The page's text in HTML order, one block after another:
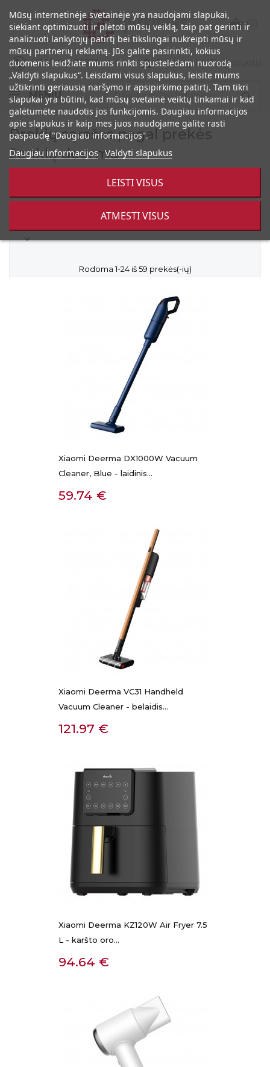
 (0)
+370 686 32333  Prisijungti|Registruotis
MENIU 
Prekių sąrašas pagal prekės
ženklą deerma

Rodoma 1-24 iš 59 prekės(-ių)
Xiaomi Deerma DX1000W Vacuum
Cleaner, Blue - laidinis...
Kaina
59.74 €
Xiaomi Deerma VC31 Handheld
Vacuum Cleaner - belaidis...
Kaina
121.97 €
Xiaomi Deerma KZ120W Air Fryer 7.5
L - karšto oro...
Kaina
94.64 €
Mūsų internetinėje svetainėje yra naudojami slapukai,
siekiant optimizuoti ir plėtoti mūsų veiklą, taip pat gerinti ir
analizuoti lankytojų patirtį bei tikslingai nukreipti mūsų ir
mūsų partnerių reklamą. Jūs galite pasirinkti, kokius
duomenis leidžiate mums rinkti spustelėdami nuorodą
„Valdyti slapukus“. Leisdami visus slapukus, leisite mums
užtikrinti geriausią naršymo ir apsipirkimo patirtį. Tam tikri
slapukai yra būtini, kad mūsų svetainė veiktų tinkamai ir kad
galėtumėte naudotis jos funkcijomis. Daugiau informacijos
apie slapukus ir kaip mes juos naudojame galite rasti
paspaudę "Daugiau informacijos".
Daugiau informacijos Valdyti slapukus
ATMESTI VISUS
LEISTI VISUS